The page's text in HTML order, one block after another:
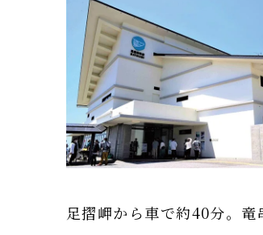
足摺岬から車で約40分。